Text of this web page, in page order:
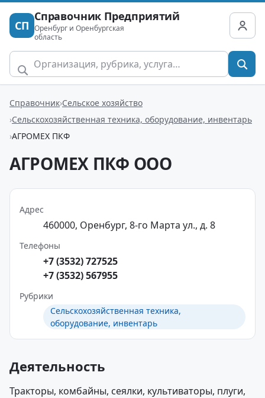
СП
Справочник Предприятий
Оренбург и Оренбургская
область
Справочник Сельское хозяйство
Сельскохозяйственная техника, оборудование, инвентарь
АГРОМЕХ ПКФ
АГРОМЕХ ПКФ ООО
Адрес
460000, Оренбург, 8-го Марта ул., д. 8
Телефоны
+7 (3532) 727525
+7 (3532) 567955
Рубрики
Сельскохозяйственная техника,
оборудование, инвентарь
Деятельность
Тракторы, комбайны, сеялки, культиваторы, плуги,